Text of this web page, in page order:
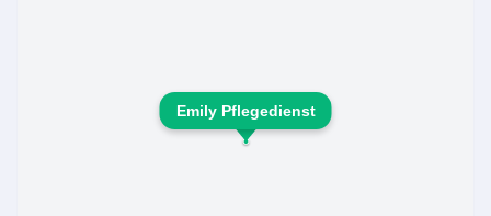
hilfsbedürftigen Menschen sowie deren
Angehörigen ein und steht ihnen auch in
Emily Pflegedienst